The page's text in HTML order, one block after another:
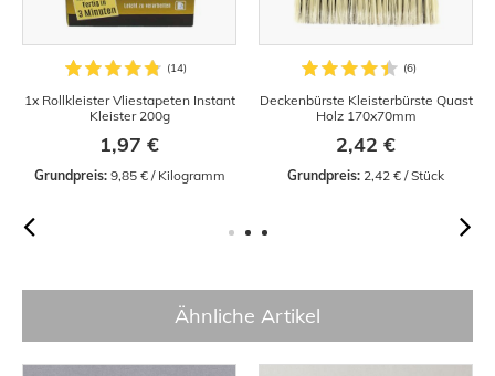
1x Rollkleister Vliestapeten Instant
Kleister 200g
1,97 €
Grundpreis: 9,85 € / Kilogramm
Deckenbürste Kleisterbürste Quast
Holz 170x70mm
2,42 €
Grundpreis: 2,42 € / Stück
Ähnliche Artikel